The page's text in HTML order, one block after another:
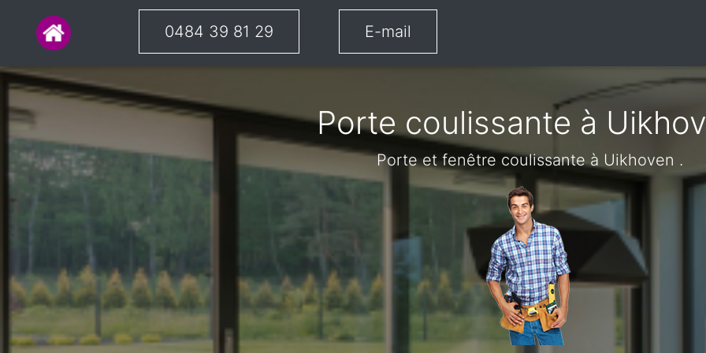
0484 39 81 29 E-mail
Porte coulissante à
Porte et fenêtre coulissante à Uikhoven .